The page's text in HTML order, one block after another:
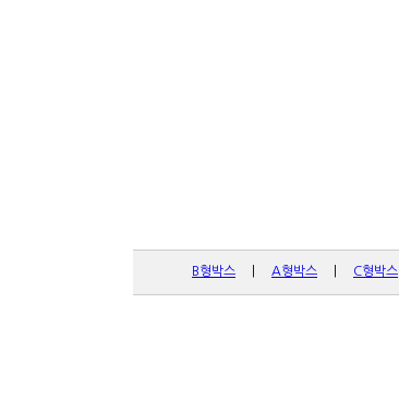
B형박스 A형박스 C형박스